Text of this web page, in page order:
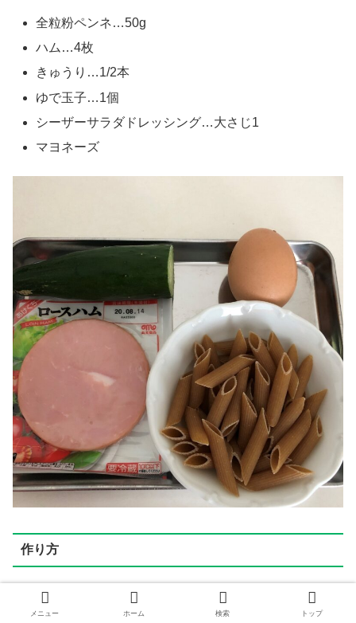
全粒粉ペンネ…50g
ハム…4枚
きゅうり…1/2本
ゆで玉子…1個
シーザーサラダドレッシング…大さじ1
マヨネーズ
作り方
①ペンネを茹でる
メニュー ホーム 検索 トップ